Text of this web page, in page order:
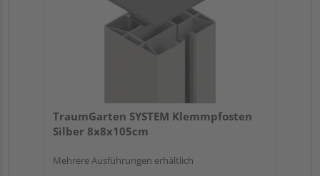
TraumGarten SYSTEM Klemmpfosten
Silber 8x8x105cm
Mehrere Ausführungen erhältlich